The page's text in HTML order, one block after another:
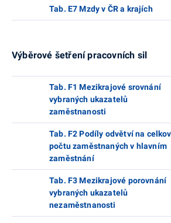
Tab. E7 Mzdy v ČR a krajích
Výběrové šetření pracovních sil
Tab. F1 Mezikrajové srovnání
vybraných ukazatelů
zaměstnanosti
Tab. F2 Podíly odvětví na
počtu zaměstnaných v hlavním
zaměstnání
Tab. F3 Mezikrajové porovnání
vybraných ukazatelů
nezaměstnanosti